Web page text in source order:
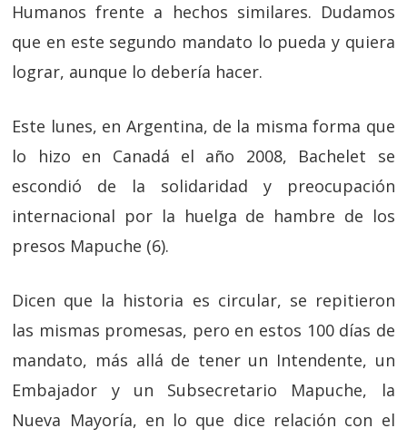
Humanos frente a hechos similares. Dudamos
que en este segundo mandato lo pueda y quiera
lograr, aunque lo debería hacer.
Este lunes, en Argentina, de la misma forma que
lo hizo en Canadá el año 2008, Bachelet se
escondió de la solidaridad y preocupación
internacional por la huelga de hambre de los
presos Mapuche (6).
Dicen que la historia es circular, se repitieron
las mismas promesas, pero en estos 100 días de
mandato, más allá de tener un Intendente, un
Embajador y un Subsecretario Mapuche, la
Nueva Mayoría, en lo que dice relación con el